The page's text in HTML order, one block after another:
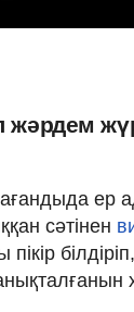
сәтінен
пікір